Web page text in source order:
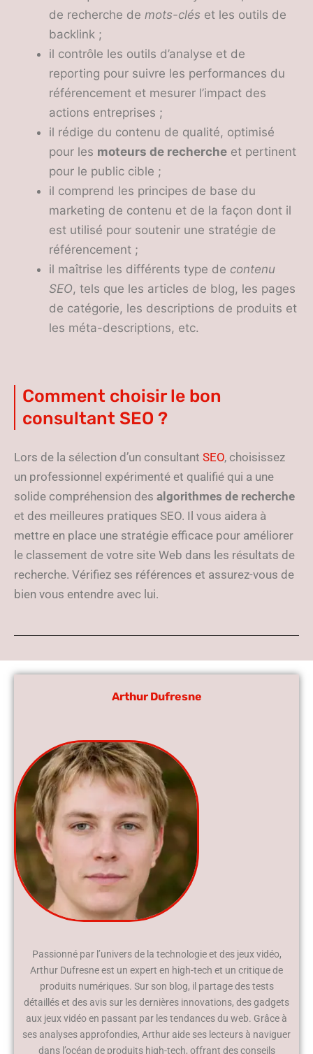
de recherche de mots-clés et les outils de
backlink ;
il contrôle les outils d’analyse et de
reporting pour suivre les performances du
référencement et mesurer l’impact des
actions entreprises ;
il rédige du contenu de qualité, optimisé
pour les moteurs de recherche et pertinent
pour le public cible ;
il comprend les principes de base du
marketing de contenu et de la façon dont il
est utilisé pour soutenir une stratégie de
référencement ;
il maîtrise les différents type de contenu
SEO, tels que les articles de blog, les pages
de catégorie, les descriptions de produits et
les méta-descriptions, etc.
Comment choisir le bon
consultant SEO ?
Lors de la sélection d’un consultant SEO, choisissez
un professionnel expérimenté et qualifié qui a une
solide compréhension des algorithmes de recherche
et des meilleures pratiques SEO. Il vous aidera à
mettre en place une stratégie efficace pour améliorer
le classement de votre site Web dans les résultats de
recherche. Vérifiez ses références et assurez-vous de
bien vous entendre avec lui.
Arthur Dufresne
Passionné par l’univers de la technologie et des jeux vidéo,
Arthur Dufresne est un expert en high-tech et un critique de
produits numériques. Sur son blog, il partage des tests
détaillés et des avis sur les dernières innovations, des gadgets
aux jeux vidéo en passant par les tendances du web. Grâce à
ses analyses approfondies, Arthur aide ses lecteurs à naviguer
dans l’océan de produits high-tech, offrant des conseils